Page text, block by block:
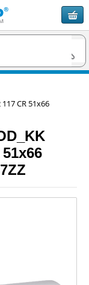
CR 51x66